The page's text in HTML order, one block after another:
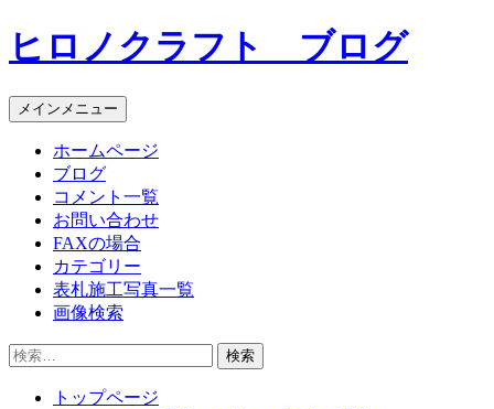
コ
ン
ン
ツ
ヒロノクラフト ブログ
メインメニュー
ホームページ
ブログ
コメント一覧
お問い合わせ
FAXの場合
カテゴリー
表札施工写真一覧
画像検索
検
トップページ